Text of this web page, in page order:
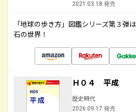
2021.03.18 発売
「地球の歩き方」図鑑シリーズ第３弾
石の世界！
Ｈ０４ 平成
歴史時代
2026.09.17 発売